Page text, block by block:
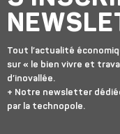
Tout l’actualité
sur « le bien vivre et
d’inovallée.
+ Notre newsletter
par la technopole.